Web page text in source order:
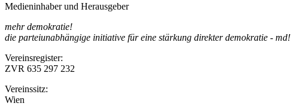
Medieninhaber und Herausgeber
mehr demokratie!
die parteiunabhängige initiative für eine stärkung direkter demokratie - md!
Vereinsregister:
ZVR 635 297 232
Vereinssitz:
Wien